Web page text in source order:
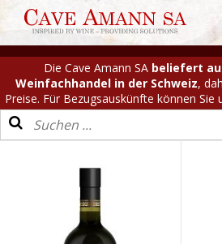
Die Cave Amann SA beliefert
Weinfachhandel in der Schweiz,
Preise. Für Bezugsauskünfte können Sie